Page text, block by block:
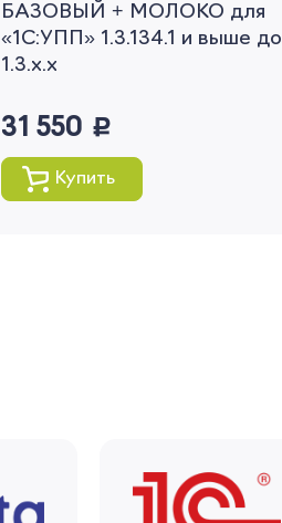
БАЗОВЫЙ + МОЛОКО для
«1С:УПП» 1.3.134.1 и выше до
1.3.x.x
31 550 руб.
Купить